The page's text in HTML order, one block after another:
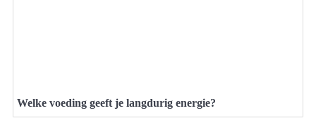
Welke voeding geeft je langdurig energie?